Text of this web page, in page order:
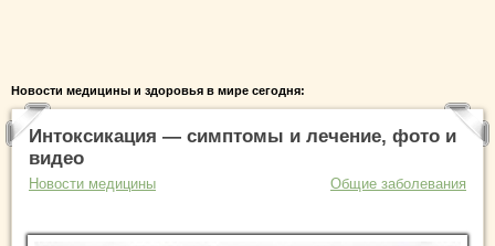
Новости медицины и здоровья в мире сегодня:
Интоксикация — симптомы и лечение, фото и
видео
Новости медицины Общие заболевания